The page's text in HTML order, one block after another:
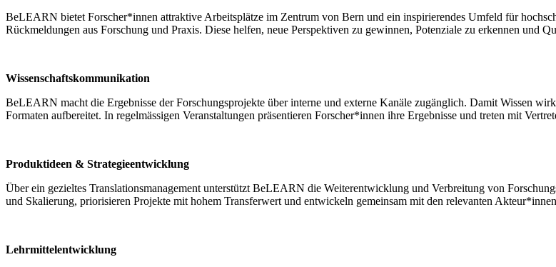
BeLEARN bietet Forscher*innen attraktive Arbeitsplätze im Zentrum von Bern und ein inspirierendes Umfeld für
Rückmeldungen aus Forschung und Praxis. Diese helfen, neue Perspektiven zu gewinnen, Potenziale zu erkennen und
Wissenschaftskommunikation
BeLEARN macht die Ergebnisse der Forschungsprojekte über interne und externe Kanäle zugänglich. Damit Wissen
Formaten aufbereitet. In regelmässigen Veranstaltungen präsentieren Forscher*innen ihre Ergebnisse und treten mit
Produktideen & Strategieentwicklung
Über ein gezieltes Translationsmanagement unterstützt BeLEARN die Weiterentwicklung und Verbreitung von
und Skalierung, priorisieren Projekte mit hohem Transferwert und entwickeln gemeinsam mit den relevanten
Lehrmittelentwicklung